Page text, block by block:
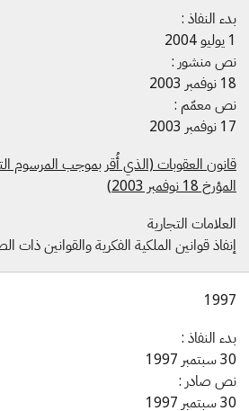
النفاذ :
منشور :
معمّم :
18 نوفمبر 2003)
التجارية
قوانين الملكية الفكرية والقوانين ذات الصلة
النفاذ :
صادر :